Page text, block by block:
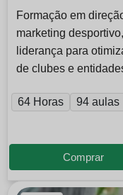
Formação em
marketing
liderança para
de clubes e
64 Horas 94 aulas
Comprar